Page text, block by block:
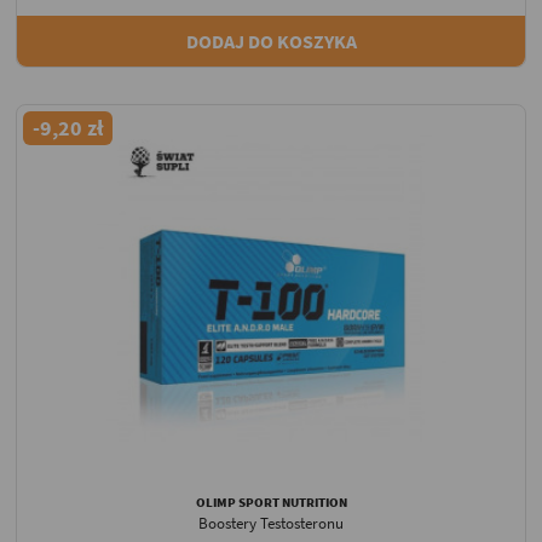
DODAJ DO KOSZYKA
-9,20 zł
OLIMP SPORT NUTRITION
Boostery Testosteronu